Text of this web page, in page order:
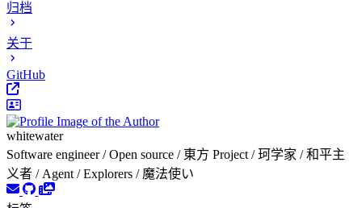
归档
关于
GitHub
whitewater
Software engineer / Open source / 東方 Project / 珂学家 / 和平主
义者 / Agent / Explorers / 魔法使い